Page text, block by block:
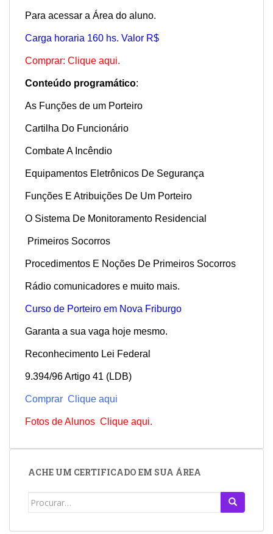
Para acessar a Área do aluno.
Carga horaria 160 hs. Valor R$
Comprar: Clique aqui.
Conteúdo programático:
As Funções de um Porteiro
Cartilha Do Funcionário
Combate A Incêndio
Equipamentos Eletrônicos De Segurança
Funções E Atribuições De Um Porteiro
O Sistema De Monitoramento Residencial
Primeiros Socorros
Procedimentos E Noções De Primeiros Socorros
Rádio comunicadores e muito mais.
Curso de Porteiro em Nova Friburgo
Garanta a sua vaga hoje mesmo.
Reconhecimento Lei Federal
9.394/96 Artigo 41 (LDB)
Comprar Clique aqui
Fotos de Alunos Clique aqui.
ACHE UM CERTIFICADO EM SUA ÁREA
Search